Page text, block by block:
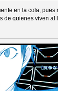
en la cola,
de quienes viven al